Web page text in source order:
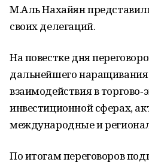
М.Аль Нахайян
своих делегаций.
На повестке дня
дальнейшего наращивания
взаимодействия в
инвестиционной сферах,
международные и
По итогам переговоров